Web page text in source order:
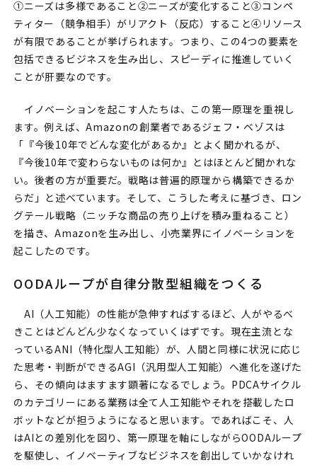
①ニーズは多様であること②ニーズが変化すること③コンペ
ティター（競争相手）がリアクト（反応）すること④リソース
が有限であることが挙げられます。つまり、この4つの要素を
包括できるビジネスを生み出し、スピーディに推進していく
ことが肝要なのです。
イノベーションを起こす人たちは、この第一原理を重視し
ます。例えば、Amazonの創業者であるジェフ・ベゾスは
「『今後10年でどんな変化があるか』とよく聞かれるが、
『今後10年で変わらないものは何か』とはほとんど聞かれな
い。後者の方が重要だ。戦略は普遍的原理から構築できるか
らだ」と述べています。そして、こうした考えに基づき、ロン
グテール戦略（ニッチな商品の売り上げを積み重ねること）
を描き、Amazonを生み出し、小売業界にイノベーションを
起こしたのです。
OODAループが自律分散型組織をつくる
AI（人工知能）の性能が急伸すればするほど、人がやるべ
きことはどんどん少なくなっていくはずです。現在主流とな
っているANI（特化型人工知能）が、人間と同様に状況に応じ
た思考・判断ができるAGI（汎用型人工知能）へ進化を遂げた
ら、その傾向はますます顕著になるでしょう。PDCAサイクル
のカテゴリーにある業務は全て人工知能やそれを搭載したロ
ボットなどが担うようになると思います。であればこそ、人
はAIとの差別化を図り、第一原理を軸にしながらOODAループ
を駆使し、イノベーティブなビジネスを創出していかなけれ